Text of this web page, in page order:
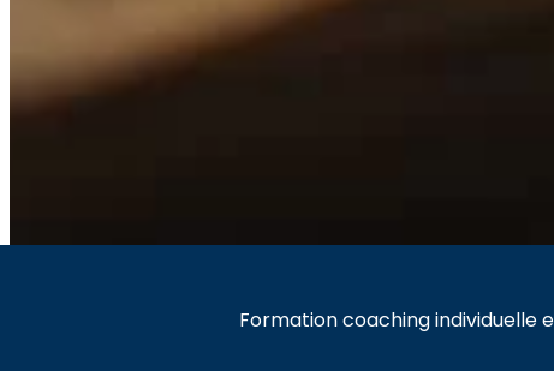
Formation coaching individuelle